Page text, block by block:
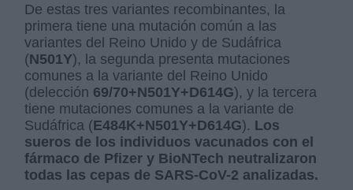
De estas tres variantes recombinantes, la
primera tiene una mutación común a las
variantes del Reino Unido y de Sudáfrica
(N501Y), la segunda presenta mutaciones
comunes a la variante del Reino Unido
(delección 69/70+N501Y+D614G), y la tercera
tiene mutaciones comunes a la variante de
Sudáfrica (E484K+N501Y+D614G). Los
sueros de los individuos vacunados con el
fármaco de Pfizer y BioNTech neutralizaron
todas las cepas de SARS-CoV-2 analizadas.